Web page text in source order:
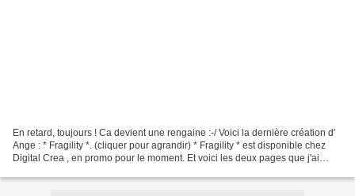
En retard, toujours ! Ca devient une rengaine :-/ Voici la dernière création d'
Ange : * Fragility *. (cliquer pour agrandir) * Fragility * est disponible chez
Digital Crea , en promo pour le moment. Et voici les deux pages que j'ai